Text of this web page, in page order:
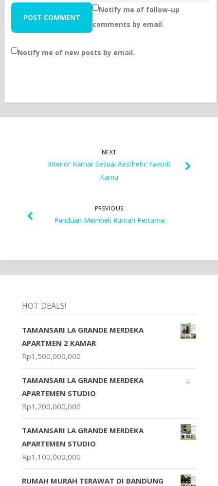
Notify me of follow-up
comments by email.
Notify me of new posts by email.
NEXT
Interior Kamar Sesuai Aesthetic Favorit
Kamu
PREVIOUS
Panduan Membeli Rumah Pertama
HOT DEALS!
TAMANSARI LA GRANDE MERDEKA
APARTMEN 2 KAMAR
Rp1,500,000,000
TAMANSARI LA GRANDE MERDEKA
APARTEMEN STUDIO
Rp1,200,000,000
TAMANSARI LA GRANDE MERDEKA
APARTEMEN STUDIO
Rp1,100,000,000
RUMAH MURAH TERAWAT DI BANDUNG